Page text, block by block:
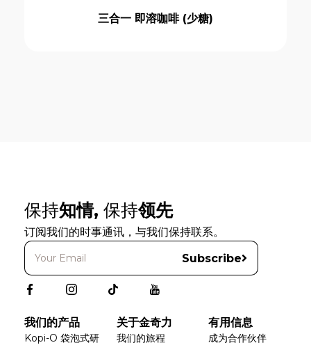
三合一 即溶咖啡 (少糖)
保持知情, 保持领先
订阅我们的时事通讯，与我们保持联系。
Subscribe
我们的产品
Kopi-O 袋泡式研
关于金奇力
我们的旅程
有用信息
成为合作伙伴